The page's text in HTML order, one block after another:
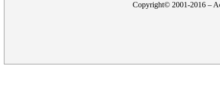
Copyright© 2001-2016 –